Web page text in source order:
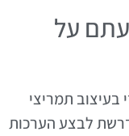
על
בעיצוב תמריצי
לבצע הערכות